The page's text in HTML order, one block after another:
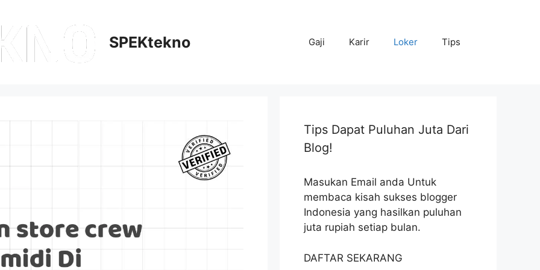
SPEKtekno Gaji Karir Loker Tips
Tips Dapat Puluhan Juta Dari
Blog!
Masukan Email anda Untuk
membaca kisah sukses blogger
Indonesia yang hasilkan puluhan
juta rupiah setiap bulan.
DAFTAR SEKARANG